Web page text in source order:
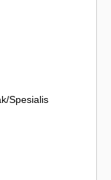
Spesialis